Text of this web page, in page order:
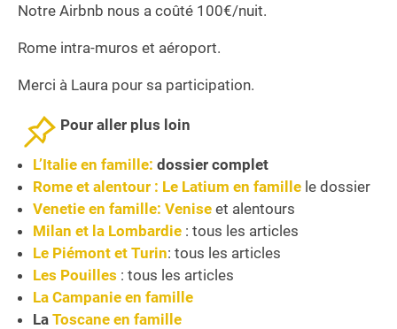
Notre Airbnb nous a coûté 100€/nuit.
Rome intra-muros et aéroport.
Merci à Laura pour sa participation.
Pour aller plus loin
L’Italie en famille: dossier complet
Rome et alentour : Le Latium en famille le dossier
Venetie en famille: Venise et alentours
Milan et la Lombardie : tous les articles
Le Piémont et Turin: tous les articles
Les Pouilles : tous les articles
La Campanie en famille
La Toscane en famille